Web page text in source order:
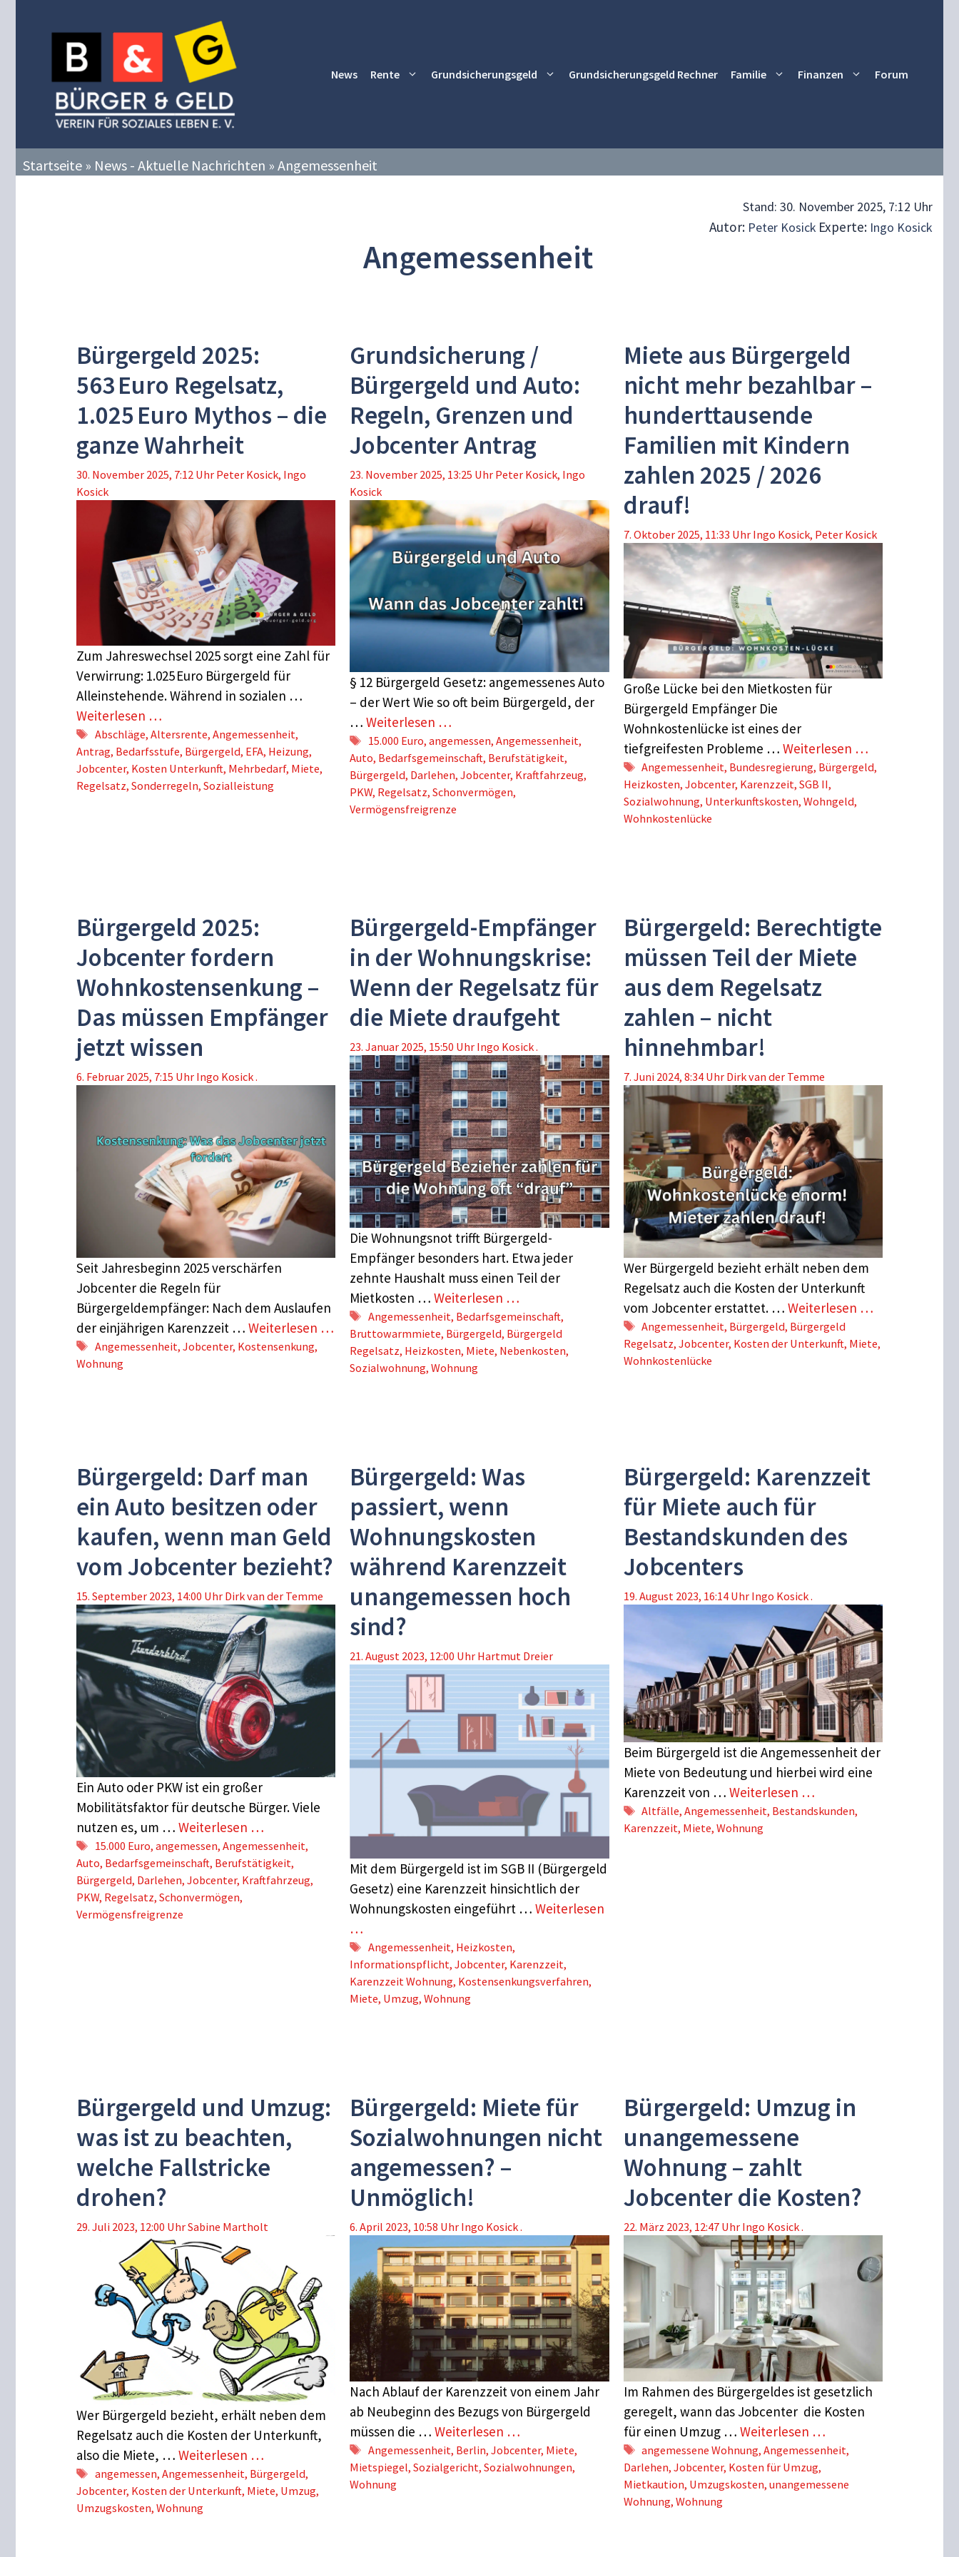
News Rente Grundsicherungsgeld Grundsicherungsgeld Rechner Familie Finanzen Forum
Startseite » News - Aktuelle Nachrichten » Angemessenheit
Stand: 30. November 2025, 7:12 Uhr
Autor: Peter Kosick Experte: Ingo Kosick
Angemessenheit
Bürgergeld 2025:
563 Euro Regelsatz,
1.025 Euro Mythos – die
ganze Wahrheit
30. November 2025, 7:12 Uhr Peter Kosick, Ingo
Kosick
Zum Jahreswechsel 2025 sorgt eine Zahl für
Verwirrung: 1.025 Euro Bürgergeld für
Alleinstehende. Während in sozialen …
Weiterlesen …
Schlagwörter
Abschläge, Altersrente, Angemessenheit,
Antrag, Bedarfsstufe, Bürgergeld, EFA, Heizung,
Jobcenter, Kosten Unterkunft, Mehrbedarf, Miete,
Regelsatz, Sonderregeln, Sozialleistung
Grundsicherung /
Bürgergeld und Auto:
Regeln, Grenzen und
Jobcenter Antrag
23. November 2025, 13:25 Uhr Peter Kosick, Ingo
Kosick
§ 12 Bürgergeld Gesetz: angemessenes Auto
– der Wert Wie so oft beim Bürgergeld, der
…Weiterlesen …
Schlagwörter
15.000 Euro,angemessen,Angemessenheit,
Auto, Bedarfsgemeinschaft, Berufstätigkeit,
Bürgergeld, Darlehen,Jobcenter, Kraftfahrzeug,
PKW, Regelsatz,Schonvermögen,
Vermögensfreigrenze
Miete aus Bürgergeld
nicht mehr bezahlbar –
hunderttausende
Familien mit Kindern
zahlen 2025 / 2026
drauf!
7. Oktober 2025, 11:33 Uhr Ingo Kosick, Peter Kosick
Große Lücke bei den Mietkosten für
Bürgergeld Empfänger Die
Wohnkostenlücke ist eines der
tiefgreifesten Probleme … Weiterlesen …
Schlagwörter
Angemessenheit, Bundesregierung, Bürgergeld,
Heizkosten, Jobcenter, Karenzzeit, SGB II,
Sozialwohnung, Unterkunftskosten, Wohngeld,
Wohnkostenlücke
Bürgergeld 2025:
Jobcenter fordern
Wohnkostensenkung –
Das müssen Empfänger
jetzt wissen
6. Februar 2025, 7:15 Uhr Ingo Kosick .
Seit Jahresbeginn 2025 verschärfen
Jobcenter die Regeln für
Bürgergeldempfänger: Nach dem Auslaufen
der einjährigen Karenzzeit … Weiterlesen …
Schlagwörter
Angemessenheit, Jobcenter, Kostensenkung,
Wohnung
Bürgergeld-Empfänger
in der Wohnungskrise:
Wenn der Regelsatz für
die Miete draufgeht
23. Januar 2025, 15:50 Uhr Ingo Kosick .
Die Wohnungsnot trifft Bürgergeld-
Empfänger besonders hart. Etwa jeder
zehnte Haushalt muss einen Teil der
Mietkosten …Weiterlesen …
Schlagwörter
Angemessenheit, Bedarfsgemeinschaft,
Bruttowarmmiete, Bürgergeld, Bürgergeld
Regelsatz, Heizkosten, Miete, Nebenkosten,
Sozialwohnung,Wohnung
Bürgergeld: Berechtigte
müssen Teil der Miete
aus dem Regelsatz
zahlen – nicht
hinnehmbar!
7. Juni 2024, 8:34 Uhr Dirk van der Temme
Wer Bürgergeld bezieht erhält neben dem
Regelsatz auch die Kosten der Unterkunft
vom Jobcenter erstattet. … Weiterlesen …
Schlagwörter
Angemessenheit, Bürgergeld, Bürgergeld
Regelsatz, Jobcenter, Kosten der Unterkunft, Miete,
Wohnkostenlücke
Bürgergeld: Darf man
ein Auto besitzen oder
kaufen, wenn man Geld
vom Jobcenter bezieht?
15. September 2023, 14:00 Uhr Dirk van der Temme
Ein Auto oder PKW ist ein großer
Mobilitätsfaktor für deutsche Bürger. Viele
nutzen es, um … Weiterlesen …
Schlagwörter
15.000 Euro, angemessen, Angemessenheit,
Auto, Bedarfsgemeinschaft, Berufstätigkeit,
Bürgergeld, Darlehen, Jobcenter, Kraftfahrzeug,
PKW, Regelsatz, Schonvermögen,
Vermögensfreigrenze
Bürgergeld: Was
passiert, wenn
Wohnungskosten
während Karenzzeit
unangemessen hoch
sind?
21. August 2023, 12:00 Uhr Hartmut Dreier
Mit dem Bürgergeld ist im SGB II (Bürgergeld
Gesetz) eine Karenzzeit hinsichtlich der
Wohnungskosten eingeführt …Weiterlesen
…
Schlagwörter
Angemessenheit, Heizkosten,
Informationspflicht,Jobcenter, Karenzzeit,
Karenzzeit Wohnung, Kostensenkungsverfahren,
Miete, Umzug,Wohnung
Bürgergeld: Karenzzeit
für Miete auch für
Bestandskunden des
Jobcenters
19. August 2023, 16:14 Uhr Ingo Kosick .
Beim Bürgergeld ist die Angemessenheit der
Miete von Bedeutung und hierbei wird eine
Karenzzeit von … Weiterlesen …
Schlagwörter
Altfälle,Angemessenheit, Bestandskunden,
Karenzzeit, Miete, Wohnung
Bürgergeld und Umzug:
was ist zu beachten,
welche Fallstricke
drohen?
29. Juli 2023, 12:00 UhrSabine Martholt
Wer Bürgergeld bezieht, erhält neben dem
Regelsatz auch die Kosten der Unterkunft,
also die Miete, … Weiterlesen …
Schlagwörter
angemessen, Angemessenheit, Bürgergeld,
Jobcenter, Kosten der Unterkunft, Miete, Umzug,
Umzugskosten, Wohnung
Bürgergeld: Miete für
Sozialwohnungen nicht
angemessen? –
Unmöglich!
6. April 2023, 10:58 Uhr Ingo Kosick .
Nach Ablauf der Karenzzeit von einem Jahr
ab Neubeginn des Bezugs von Bürgergeld
müssen die …Weiterlesen …
Schlagwörter
Angemessenheit, Berlin,Jobcenter, Miete,
Mietspiegel,Sozialgericht,Sozialwohnungen,
Wohnung
Bürgergeld: Umzug in
unangemessene
Wohnung – zahlt
Jobcenter die Kosten?
22. März 2023, 12:47 Uhr Ingo Kosick .
Im Rahmen des Bürgergeldes ist gesetzlich
geregelt, wann das Jobcenter die Kosten
für einen Umzug … Weiterlesen …
Schlagwörter
angemessene Wohnung,Angemessenheit,
Darlehen, Jobcenter, Kosten für Umzug,
Mietkaution, Umzugskosten, unangemessene
Wohnung, Wohnung